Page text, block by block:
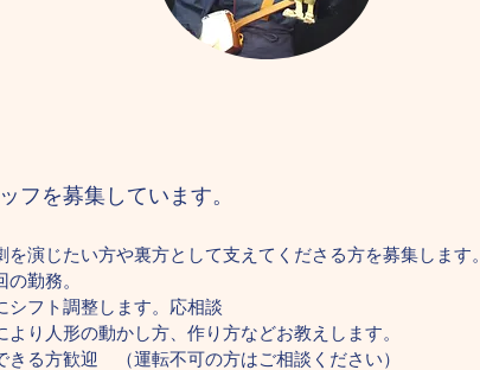
フを募集しています。
を演じたい方や裏方として支えてくださる方を募集します。
の勤務。
シフト調整します。応相談
より人形の動かし方、作り方などお教えします。
きる方歓迎 （運転不可の方はご相談ください）